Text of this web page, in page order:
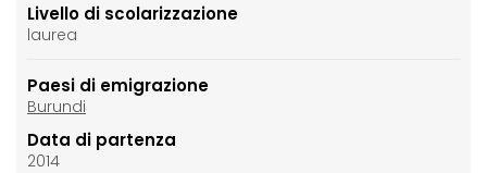
Livello di scolarizzazione
laurea
Paesi di emigrazione
Burundi
Data di partenza
2014